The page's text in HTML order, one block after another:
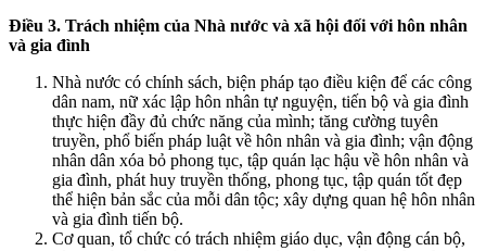
Điều 3. Trách nhiệm của Nhà nước và xã hội đối với hôn nhân
và gia đình
Nhà nước có chính sách, biện pháp tạo điều kiện để các công
dân nam, nữ xác lập hôn nhân tự nguyện, tiến bộ và gia đình
thực hiện đầy đủ chức năng của mình; tăng cường tuyên
truyền, phổ biến pháp luật về hôn nhân và gia đình; vận động
nhân dân xóa bỏ phong tục, tập quán lạc hậu về hôn nhân và
gia đình, phát huy truyền thống, phong tục, tập quán tốt đẹp
thể hiện bản sắc của mỗi dân tộc; xây dựng quan hệ hôn nhân
và gia đình tiến bộ.
Cơ quan, tổ chức có trách nhiệm giáo dục, vận động cán bộ,